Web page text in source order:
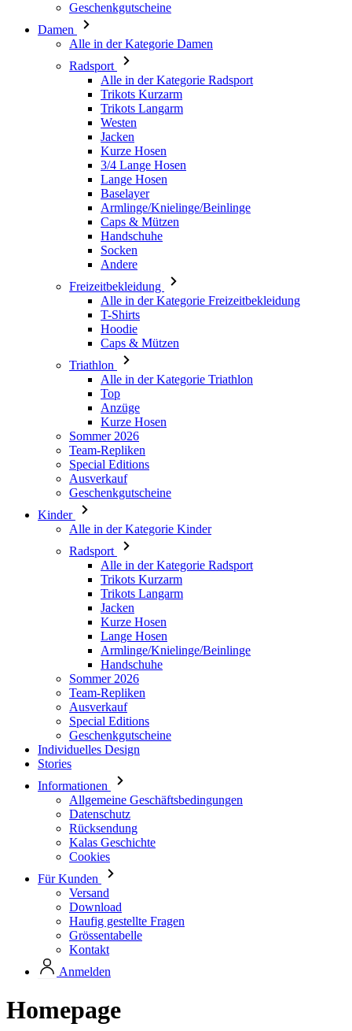
Alle in der Kategorie Radsport
Trikots Langarm
Westen
Jacken
Kurze Hosen
3/4 Lange Hosen
Lange Hosen
Baselayer
Armlinge/Knielinge/Beinlinge
Caps & Mützen
Handschuhe
Socken
Andere
Freizeitbekleidung
Alle in der Kategorie Freizeitbekleidung
T-Shirts
Hoodie
Caps & Mützen
Triathlon
Alle in der Kategorie Triathlon
Top
Anzüge
Kurze Hosen
Sommer 2026
Team-Repliken
Special Editions
Ausverkauf
Geschenkgutscheine
Kinder
Alle in der Kategorie Kinder
Radsport
Alle in der Kategorie Radsport
Trikots Langarm
Jacken
Kurze Hosen
Lange Hosen
Armlinge/Knielinge/Beinlinge
Handschuhe
Sommer 2026
Team-Repliken
Ausverkauf
Special Editions
Geschenkgutscheine
Individuelles Design
Stories
Informationen
Allgemeine Geschäftsbedingungen
Datenschutz
Rücksendung
Kalas Geschichte
Cookies
Für Kunden
Versand
Download
Haufig gestellte Fragen
Grössentabelle
Kontakt
Anmelden
Homepage